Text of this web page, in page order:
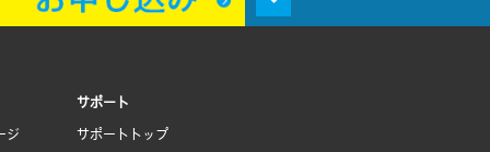
ジ
サポート
サポートトップ